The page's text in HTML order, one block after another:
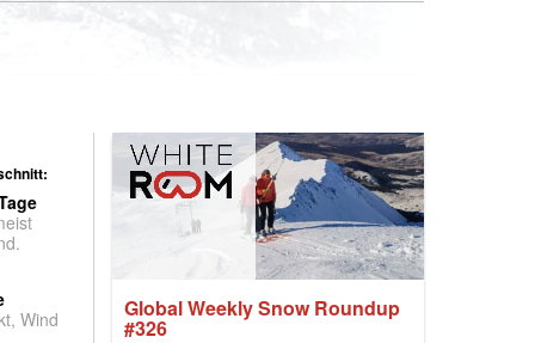
Wind
Global Weekly Snow Roundup
#326